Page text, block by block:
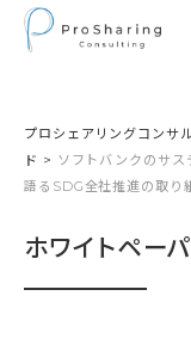
プロシェアリングコンサ
ド > ソフトバンクのサ
語るSDG全社推進の取
ホワイトペー